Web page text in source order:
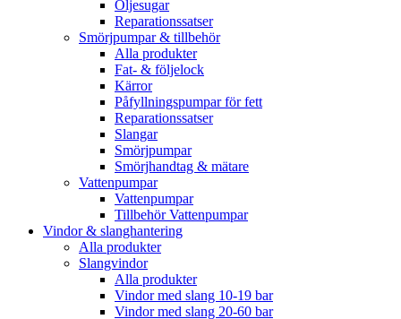
Oljesugar
Reparationssatser
Smörjpumpar & tillbehör
Alla produkter
Fat- & följelock
Kärror
Påfyllningspumpar för fett
Reparationssatser
Slangar
Smörjpumpar
Smörjhandtag & mätare
Vattenpumpar
Vattenpumpar
Tillbehör Vattenpumpar
Vindor & slanghantering
Alla produkter
Slangvindor
Alla produkter
Vindor med slang 10-19 bar
Vindor med slang 20-60 bar